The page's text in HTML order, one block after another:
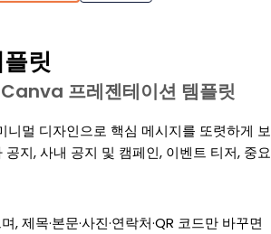
릿
프레젠테이션 템플릿
멀 디자인으로 핵심 메시지를 또렷하게 보
지, 사내 공지 및 캠페인, 이벤트 티저, 중요
목·본문·사진·연락처·QR 코드만 바꾸면